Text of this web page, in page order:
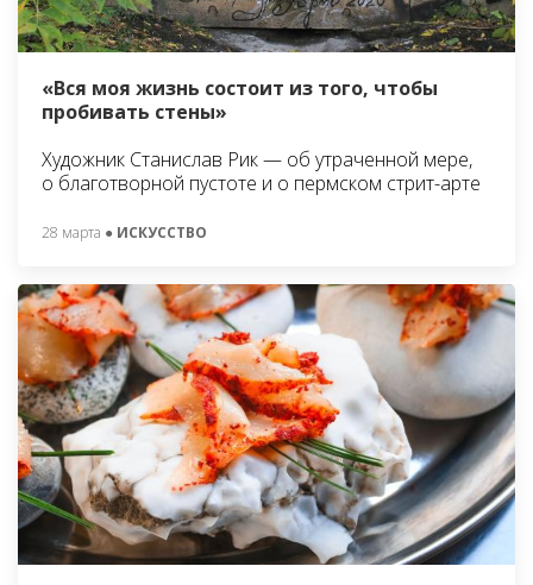
«Вся моя жизнь состоит из того, чтобы
пробивать стены»
Художник Станислав Рик — об утраченной мере,
о благотворной пустоте и о пермском стрит-арте
28 марта ● ИСКУССТВО